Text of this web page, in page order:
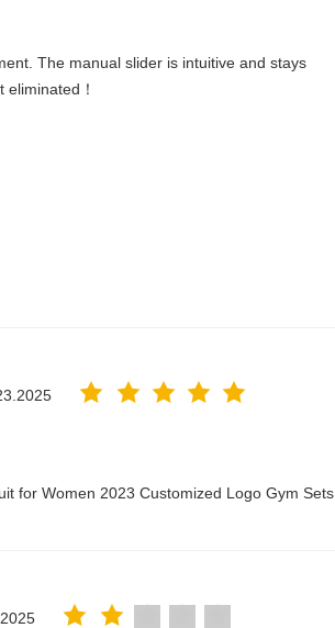
The manual slider is intuitive and stays
！
for Women 2023 Customized Logo Gym Sets